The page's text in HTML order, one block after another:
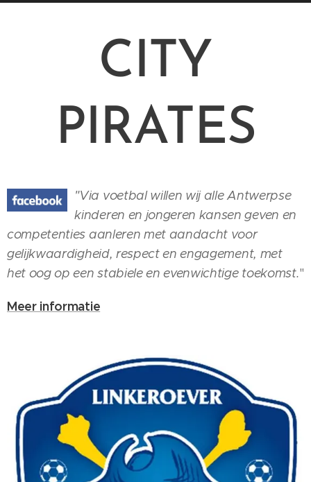
CITY
PIRATES
"Via voetbal willen wij alle Antwerpse
kinderen en jongeren kansen geven en
competenties aanleren met aandacht voor
gelijkwaardigheid, respect en engagement, met
het oog op een stabiele en evenwichtige toekomst."
Meer informatie